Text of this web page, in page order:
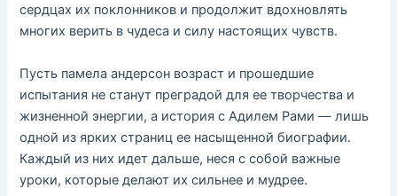
сердцах их поклонников и продолжит вдохновлять
многих верить в чудеса и силу настоящих чувств.
Пусть памела андерсон возраст и прошедшие
испытания не станут преградой для ее творчества и
жизненной энергии, а история с Адилем Рами — лишь
одной из ярких страниц ее насыщенной биографии.
Каждый из них идет дальше, неся с собой важные
уроки, которые делают их сильнее и мудрее.